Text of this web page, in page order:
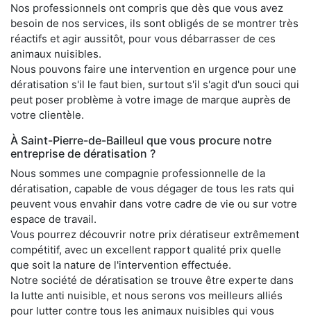
Nos professionnels ont compris que dès que vous avez
besoin de nos services, ils sont obligés de se montrer très
réactifs et agir aussitôt, pour vous débarrasser de ces
animaux nuisibles.
Nous pouvons faire une intervention en urgence pour une
dératisation s'il le faut bien, surtout s'il s'agit d'un souci qui
peut poser problème à votre image de marque auprès de
votre clientèle.
À Saint-Pierre-de-Bailleul que vous procure notre
entreprise de dératisation ?
Nous sommes une compagnie professionnelle de la
dératisation, capable de vous dégager de tous les rats qui
peuvent vous envahir dans votre cadre de vie ou sur votre
espace de travail.
Vous pourrez découvrir notre prix dératiseur extrêmement
compétitif, avec un excellent rapport qualité prix quelle
que soit la nature de l'intervention effectuée.
Notre société de dératisation se trouve être experte dans
la lutte anti nuisible, et nous serons vos meilleurs alliés
pour lutter contre tous les animaux nuisibles qui vous